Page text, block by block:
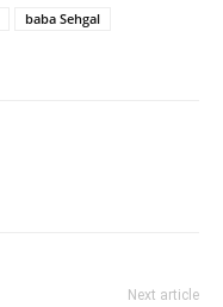
baba Sehgal
Next article